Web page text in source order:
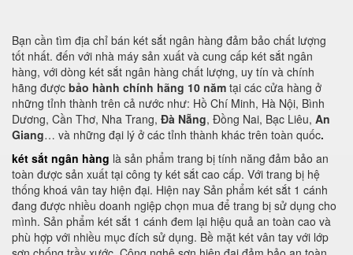
Bạn cần tìm địa chỉ bán két sắt ngân hàng đảm bảo chất lượng
tốt nhất. đến với nhà máy sản xuất và cung cấp két sắt ngân
hàng, với dòng két sắt ngân hàng chất lượng, uy tín và chính
hãng được bảo hành chính hãng 10 năm tại các cửa hàng ở
những tỉnh thành trên cả nước như: Hồ Chí Minh, Hà Nội, Bình
Dương, Cần Thơ, Nha Trang, Đà Nẵng, Đồng Nai, Bạc Liêu, An
Giang… và những đại lý ở các tỉnh thành khác trên toàn quốc.
két sắt ngân hàng là sản phẩm trang bị tính năng đảm bảo an
toàn được sản xuất tại công ty két sắt cao cấp. Với trang bị hệ
thống khoá vân tay hiện đại. Hiện nay Sản phẩm két sắt 1 cánh
đang được nhiều doanh ngiệp chọn mua để trang bị sử dụng cho
mình. Sản phẩm két sắt 1 cánh đem lại hiệu quả an toàn cao và
phù hợp với nhiều mục đích sử dụng. Bề mặt két vân tay với lớp